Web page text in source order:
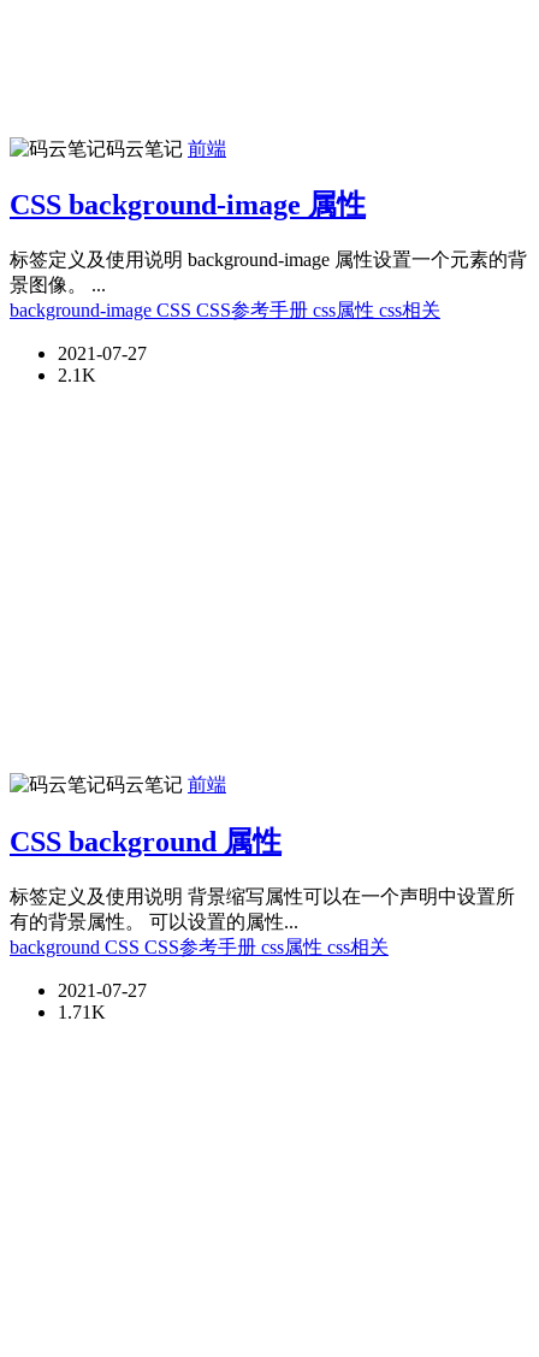
码云笔记 前端
CSS background-image 属性
标签定义及使用说明 background-image 属性设置一个元素的背
景图像。 ...
background-image CSS CSS参考手册 css属性 css相关
2021-07-27
2.1K
码云笔记 前端
CSS background 属性
标签定义及使用说明 背景缩写属性可以在一个声明中设置所
有的背景属性。 可以设置的属性...
background CSS CSS参考手册 css属性 css相关
2021-07-27
1.71K